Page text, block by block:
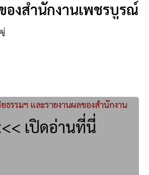
องสำนักงานเพชรบูรณ์
ธรรมฯ และรายงานผลของสำนักงาน
เปิดอ่านที่นี่